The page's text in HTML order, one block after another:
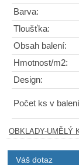
Barva:
Tloušťka:
Obsah balení:
Hmotnost/m2:
Design:
Počet ks v
OBKLADY-UMĚLÝ
Váš dotaz